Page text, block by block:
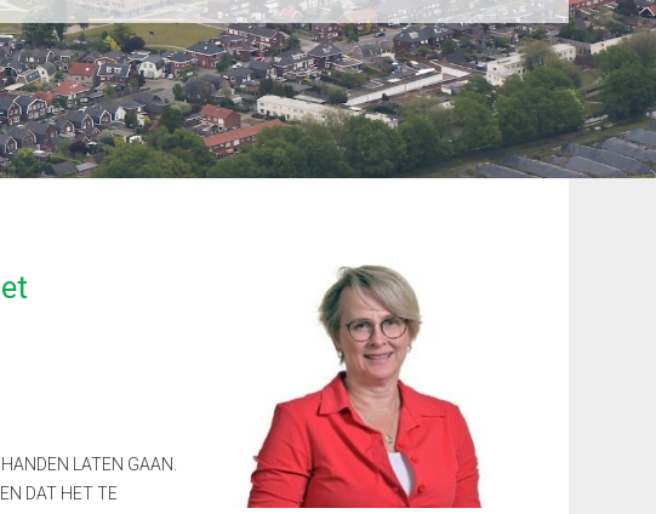
LATEN GAAN.
DAT HET TE